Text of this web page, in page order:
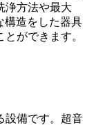
浄方法や最大
構造をした器具
ができます。
設備です。超音